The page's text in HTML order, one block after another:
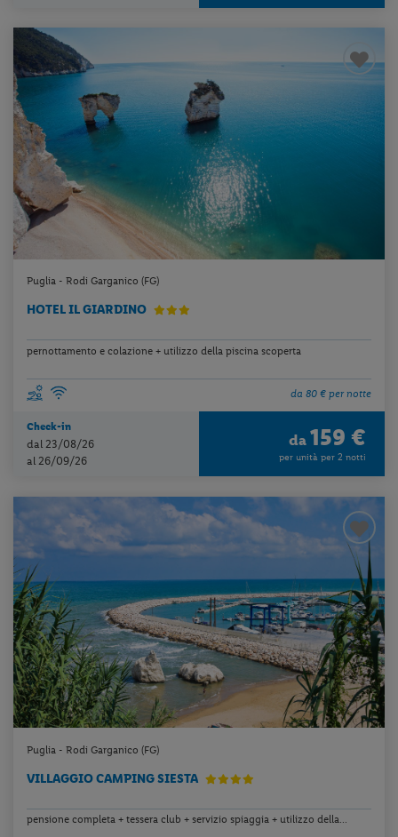
Puglia - Rodi Garganico (FG)
HOTEL IL GIARDINO
pernottamento e colazione + utilizzo della piscina scoperta
da 80 € per notte
Check-in
dal 23/08/26
al 26/09/26
da 159 €
per unità per 2 notti
Puglia - Rodi Garganico (FG)
VILLAGGIO CAMPING SIESTA
pensione completa + tessera club + servizio spiaggia + utilizzo della...